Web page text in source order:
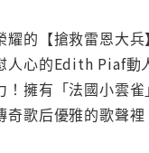
耀的【搶救雷恩大
人心的Edith Piaf動
！擁有「法國小雲
歌后優雅的歌聲裡